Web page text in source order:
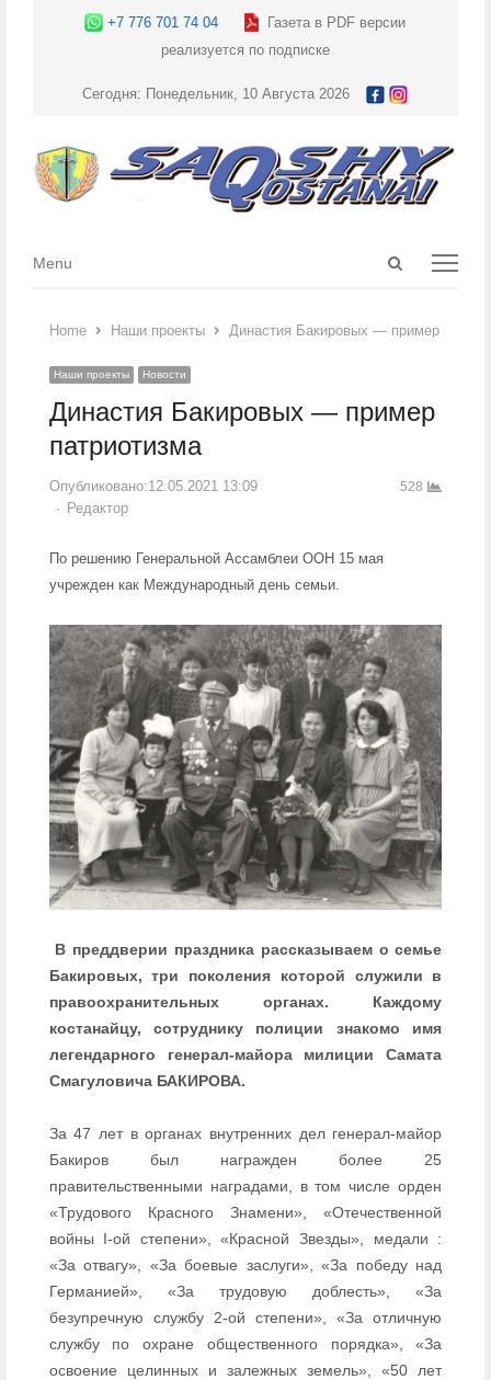
+7 776 701 74 04
Газета в PDF версии
реализуется по подписке
Сегодня: Понедельник, 10 Августа 2026
Open
Menu
Menu
Home Наши проекты Династия Бакировых — пример
Наши проекты Новости
Династия Бакировых — пример
патриотизма
Опубликовано:12.05.2021 13:09
Author
Редактор
528
По решению Генеральной Ассамблеи ООН 15 мая
учрежден как Международный день семьи.
В преддверии праздника рассказываем о семье
Бакировых, три поколения которой служили в
правоохранительных органах. Каждому
костанайцу, сотруднику полиции знакомо имя
легендарного генерал-майора милиции Самата
Смагуловича БАКИРОВА.
За 47 лет в органах внутренних дел генерал-майор
Бакиров был награжден более 25
правительственными наградами, в том числе орден
«Трудового Красного Знамени», «Отечественной
войны I-ой степени», «Красной Звезды», медали :
«За отвагу», «За боевые заслуги», «За победу над
Германией», «За трудовую доблесть», «За
безупречную службу 2-ой степени», «За отличную
службу по охране общественного порядка», «За
освоение целинных и залежных земель», «50 лет